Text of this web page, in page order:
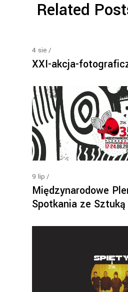
Related
4 sie
XXI-akcja-
9 lip
Międzynarodowe
Spotkania ze